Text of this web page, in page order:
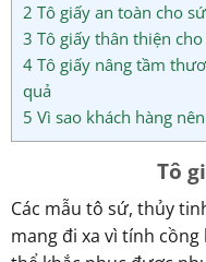
2 Tô giấy an toàn cho
3 Tô giấy thân thiện
4Tô giấy nâng tầm
quả
5 Vì sao khách hàng
Tô
Các mẫu tô sứ, thủy
mang đi xa vì tính